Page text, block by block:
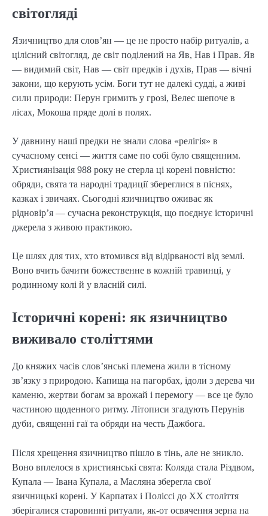
світогляді
Язичництво для слов’ян — це не просто набір ритуалів, а
цілісний світогляд, де світ поділений на Яв, Нав і Прав. Яв
— видимий світ, Нав — світ предків і духів, Прав — вічні
закони, що керують усім. Боги тут не далекі судді, а живі
сили природи: Перун гримить у грозі, Велес шепоче в
лісах, Мокоша пряде долі в полях.
У давнину наші предки не знали слова «релігія» в
сучасному сенсі — життя саме по собі було священним.
Християнізація 988 року не стерла ці корені повністю:
обряди, свята та народні традиції збереглися в піснях,
казках і звичаях. Сьогодні язичництво оживає як
рідновір’я — сучасна реконструкція, що поєднує історичні
джерела з живою практикою.
Це шлях для тих, хто втомився від відірваності від землі.
Воно вчить бачити божественне в кожній травинці, у
родинному колі й у власній силі.
Історичні корені: як язичництво
виживало століттями
До княжих часів слов’янські племена жили в тісному
зв’язку з природою. Капища на пагорбах, ідоли з дерева чи
каменю, жертви богам за врожай і перемогу — все це було
частиною щоденного ритму. Літописи згадують Перунів
дуби, священні гаї та обряди на честь Дажбога.
Після хрещення язичництво пішло в тінь, але не зникло.
Воно вплелося в християнські свята: Коляда стала Різдвом,
Купала — Івана Купала, а Масляна зберегла свої
язичницькі корені. У Карпатах і Поліссі до XX століття
зберігалися старовинні ритуали, як-от освячення зерна на